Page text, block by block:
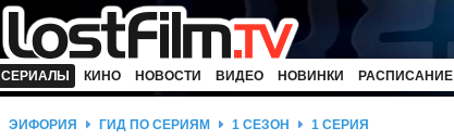
СЕРИАЛЫ КИНО НОВОСТИ ВИДЕО НОВИНКИ РАСПИСАНИЕ
ЭЙФОРИЯ ГИД ПО СЕРИЯМ 1 СЕЗОН 1 СЕРИЯ